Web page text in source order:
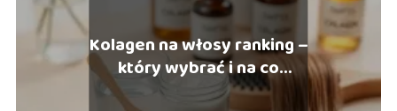
Kolagen na włosy ranking –
który wybrać i na co
zwrócić uwagę?